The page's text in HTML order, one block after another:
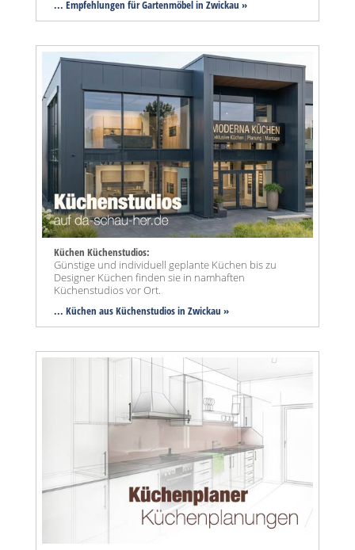
... Empfehlungen für Gartenmöbel in Zwickau »
Küchen Küchenstudios:
Günstige und individuell geplante Küchen bis zu
Designer Küchen finden sie in namhaften
Küchenstudios vor Ort.
... Küchen aus Küchenstudios in Zwickau »